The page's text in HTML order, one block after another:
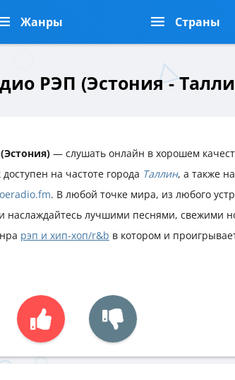
Жанры Страны
РЭП (Эстония -
— слушать онлайн в хорошем
доступен на частоте города Таллин, а также
. В любой точке мира, из любого
и наслаждайтесь лучшими песнями, свежими
рэп и хип-хоп/r&b в котором и